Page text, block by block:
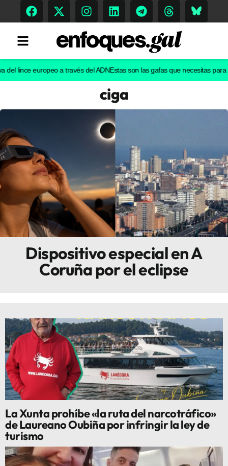
Gastronomía
Escenarios
Sostenibilidad
Innova
europeo a través del ADNEstas son las gafas que necesitas para ver
ciga
Dispositivo especial en A
Coruña por el eclipse
La Xunta prohíbe «la ruta del narcotráfico»
de Laureano Oubiña por infringir la ley de
turismo